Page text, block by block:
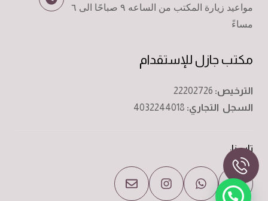
مواعيد زيارة المكتب من الساعه ٩ صباحًا الى ٦
مساءً
مكتب جازل للإستقدام
الترخيص: 22202726
السجل التجاري: 4032244018
تابعنا: